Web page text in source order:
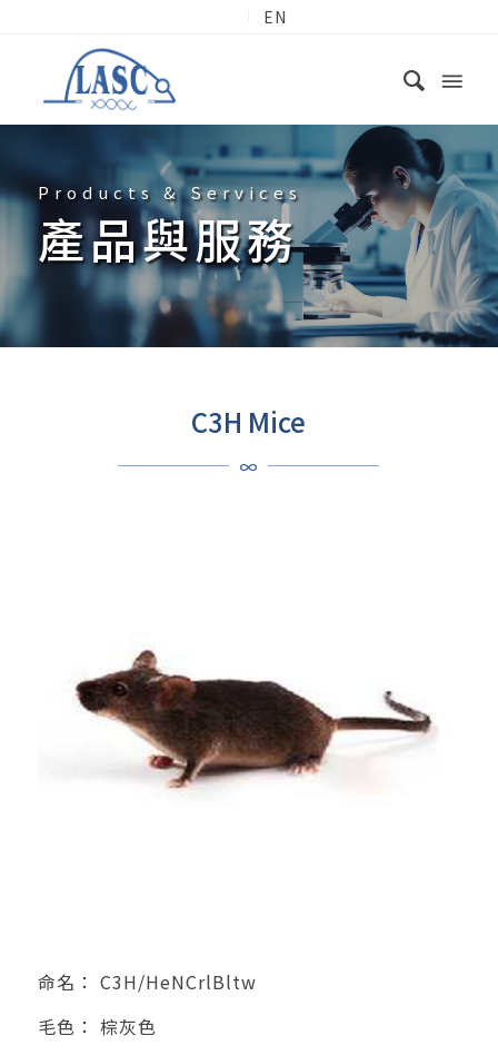
EN
Products & Services
產品與服務
C3H Mice
命名： C3H/HeNCrlBltw
毛色： 棕灰色